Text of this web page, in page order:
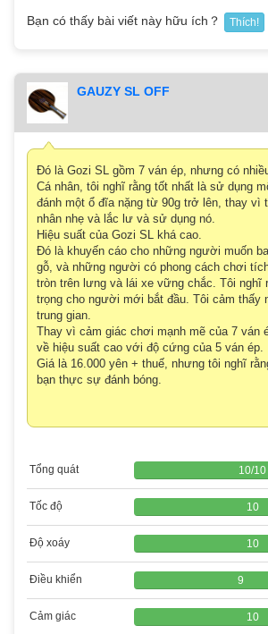
Bạn có thấy bài viết này hữu ích？ Thích!
GAUZY SL OFF
Đó là Gozi SL gồm 7 ván ép, nhưng có
Cá nhân, tôi nghĩ rằng tốt nhất là sử dụng
đánh một ổ đĩa nặng từ 90g trở lên, thay vì
nhân nhẹ và lắc lư và sử dụng nó.
Hiệu suất của Gozi SL khá cao.
Đó là khuyến cáo cho những người muốn
gỗ, và những người có phong cách chơi
tròn trên lưng và lái xe vững chắc. Tôi nghĩ
trọng cho người mới bắt đầu. Tôi cảm thấy
trung gian.
Thay vì cảm giác chơi mạnh mẽ của 7 ván
về hiệu suất cao với độ cứng của 5 ván ép.
Giá là 16.000 yên + thuế, nhưng tôi nghĩ
bạn thực sự đánh bóng.
Tổng quát 10/10
Tốc độ 10
Độ xoáy 10
Điều khiển 9
Cảm giác 10